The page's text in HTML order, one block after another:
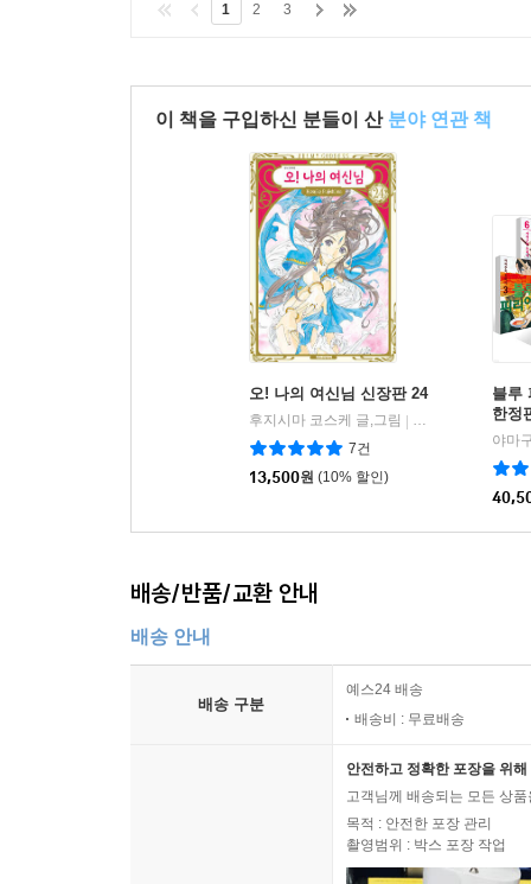
1 2 3
이 책을 구입하신 분들이 산 분야 연관 책
오! 나의 여신님 신장판 24
후지시마 코스케 글,그림
대원
7건
13,500원 (10% 할인)
블루
한정
배송/반품/교환 안내
배송 안내
배송 구분
예스24 배송
배송비 : 무료배송
안전하고 정확한 포장을 위
고객님께 배송되는 모든 상
목적 : 안전한 포장 관리
촬영범위 : 박스 포장 작업